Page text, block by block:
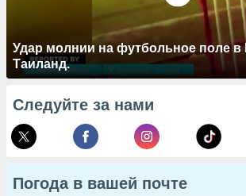
Удар молнии на футбольное поле в
Таиланд.
Следуйте за нами
Погода в вашей почте